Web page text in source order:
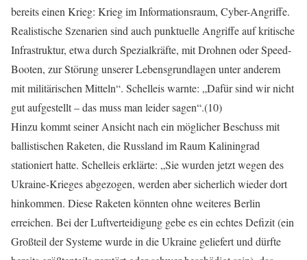
bereits einen Krieg: Krieg im Informationsraum, Cyber-Angriffe.
Realistische Szenarien sind auch punktuelle Angriffe auf kritische
Infrastruktur, etwa durch Spezialkräfte, mit Drohnen oder Speed-
Booten, zur Störung unserer Lebensgrundlagen unter anderem
mit militärischen Mitteln“. Schelleis warnte: „Dafür sind wir nicht
gut aufgestellt – das muss man leider sagen“.(10)
Hinzu kommt seiner Ansicht nach ein möglicher Beschuss mit
ballistischen Raketen, die Russland im Raum Kaliningrad
stationiert hatte. Schelleis erklärte: „Sie wurden jetzt wegen des
Ukraine-Krieges abgezogen, werden aber sicherlich wieder dort
hinkommen. Diese Raketen könnten ohne weiteres Berlin
erreichen. Bei der Luftverteidigung gebe es ein echtes Defizit (ein
Großteil der Systeme wurde in die Ukraine geliefert und dürfte